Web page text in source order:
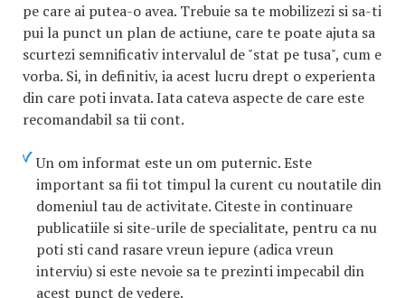
pe care ai putea-o avea. Trebuie sa te mobilizezi si sa-ti
pui la punct un plan de actiune, care te poate ajuta sa
scurtezi semnificativ intervalul de "stat pe tusa", cum e
vorba. Si, in definitiv, ia acest lucru drept o experienta
din care poti invata. Iata cateva aspecte de care este
recomandabil sa tii cont.
Un om informat este un om puternic. Este
important sa fii tot timpul la curent cu noutatile din
domeniul tau de activitate. Citeste in continuare
publicatiile si site-urile de specialitate, pentru ca nu
poti sti cand rasare vreun iepure (adica vreun
interviu) si este nevoie sa te prezinti impecabil din
acest punct de vedere.